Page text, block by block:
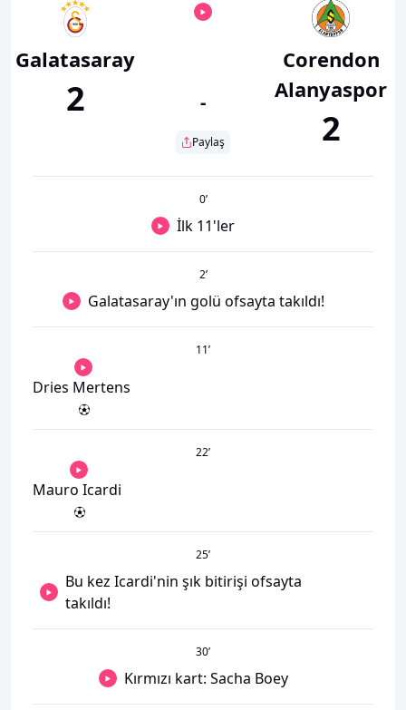
Galatasaray
2 -
Paylaş
Corendon
Alanyaspor
2
0’
İlk 11'ler
2’
Galatasaray'ın golü ofsayta takıldı!
11’
Dries Mertens
22’
Mauro Icardi
25’
Bu kez Icardi'nin şık bitirişi ofsayta
takıldı!
30’
Kırmızı kart: Sacha Boey